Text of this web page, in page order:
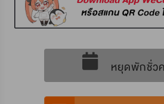
หยุดพักชั่ว